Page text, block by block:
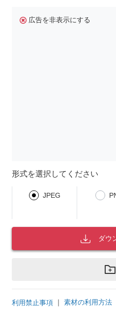
広告を非表示にする
形式を選択してください
JPEG
ダウ
利用禁止事項 ｜ 素材の利用方法